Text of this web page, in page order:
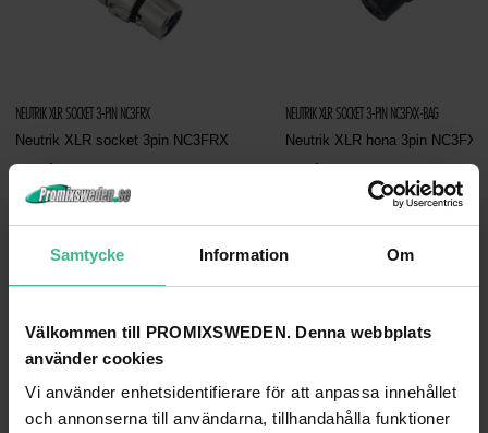
Samtycke Information Om
Välkommen till PROMIXSWEDEN. Denna webbplats
använder cookies
Vi använder enhetsidentifierare för att anpassa innehållet
och annonserna till användarna, tillhandahålla funktioner
NEUTRIK XLR SOCKET 3-PIN NC3FRX
Neutrik XLR socket 3pin NC3FRX
264 kr
NEUTRIK XLR SOCKET 3-PIN NC3FXX-BAG
Neutrik XLR hona 3pin
174 kr
GÅ TILL PRODUKT
ANDRA KUNDER KÖPTE OCKSÅ